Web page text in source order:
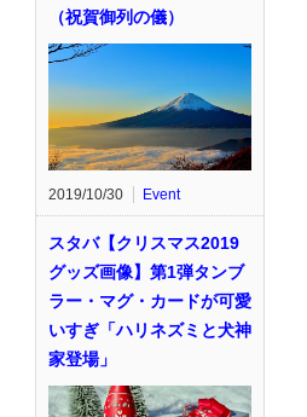
（祝賀御列の儀）
2019/10/30 Event
スタバ【クリスマス2019
グッズ画像】第1弾タンブ
ラー・マグ・カードが可愛
いすぎ「ハリネズミと犬神
家登場」